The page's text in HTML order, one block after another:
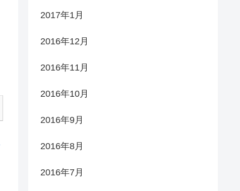
2017年1月
2016年12月
2016年11月
2016年10月
2016年9月
2016年8月
2016年7月